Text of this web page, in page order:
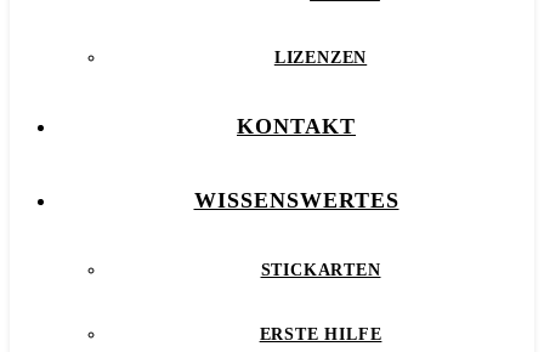
LIZENZEN
KONTAKT
WISSENSWERTES
STICKARTEN
ERSTE HILFE